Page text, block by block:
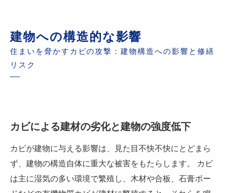
建物への構造的な影響
住まいを脅かすカビの攻撃：建物構造への影響と修繕
リスク
カビによる建材の劣化と建物の強度低下
カビが建物に与える影響は、見た目不快不快にとどまら
ず、建物の構造自体に重大な被害をもたらします。 カビ
は主に湿気の多い環境で繁殖し、木材や合板、石膏ボー